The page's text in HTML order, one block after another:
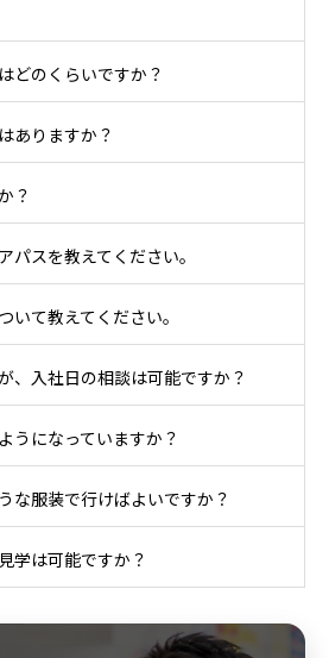
フ
どのくらいですか？
ありますか？
？
パスを教えてください。
いて教えてください。
、入社日の相談は可能ですか？
うになっていますか？
な服装で行けばよいですか？
学は可能ですか？